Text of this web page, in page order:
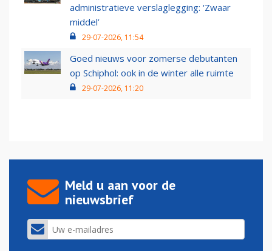
administratieve verslaglegging: ‘Zwaar
middel’
29-07-2026, 11:54
Goed nieuws voor zomerse debutanten
op Schiphol: ook in de winter alle ruimte
29-07-2026, 11:20
Meld u aan voor de
nieuwsbrief